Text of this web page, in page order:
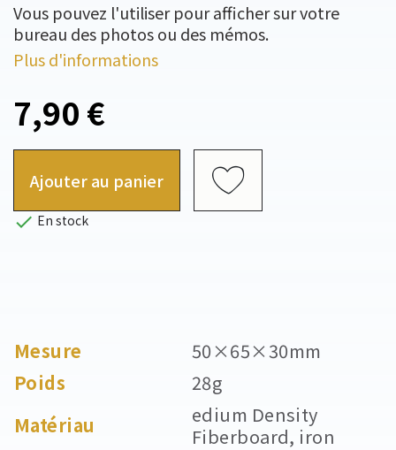
Vous pouvez l'utiliser pour afficher sur votre
bureau des photos ou des mémos.
Plus d'informations
7,90 €
Ajouter au panier
 En stock
Mesure
50×65×30mm
Poids
28g
Matériau
edium Density
Fiberboard, iron